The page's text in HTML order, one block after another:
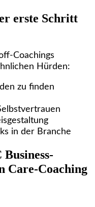
erste Schritt
Coachings
Hürden:
zu finden
in der Branche
Care-Coaching